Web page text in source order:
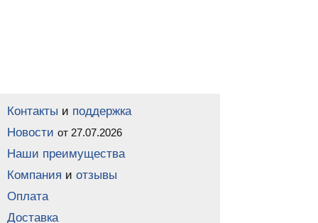
Контакты и поддержка
Новости от 27.07.2026
Наши преимущества
Компания и отзывы
Оплата
Доставка